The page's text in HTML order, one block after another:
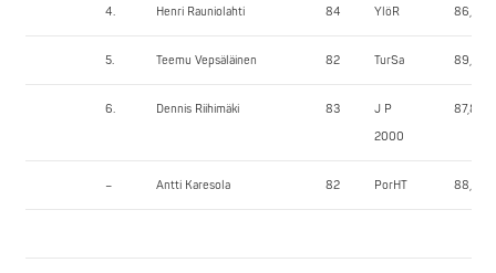
4. Henri Rauniolahti 84 YlöR 86,55
5. Teemu Vepsäläinen 82 TurSa 89,00
6. Dennis Riihimäki 83
J P
2000
87,85
– Antti Karesola 82 PorHT 88,60